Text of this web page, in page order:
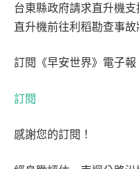
台東縣政府請求直升機
直升機前往利稻勘查事故
訂閱《早安世界》電子
訂閱
感謝您的訂閱！